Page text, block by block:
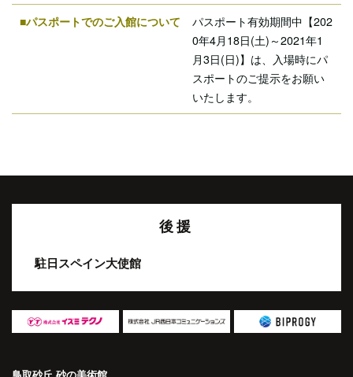
■パスポートでのご入館について
パスポート有効期間中【202
0年4月18日(土)～2021年1
月3日(日)】は、入場時にパ
スポートのご提示をお願い
いたします。
後援
駐日スペイン大使館